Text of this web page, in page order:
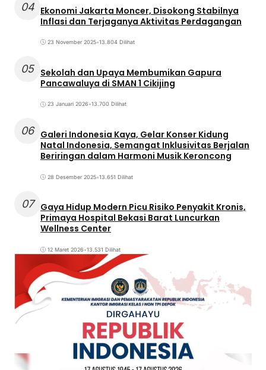
04 Ekonomi Jakarta Moncer, Disokong Stabilnya
Inflasi dan Terjaganya Aktivitas Perdagangan
23 November 2025•13.804 Dilihat
05 Sekolah dan Upaya Membumikan Gapura
Pancawaluya di SMAN 1 Cikijing
23 Januari 2026•13.700 Dilihat
06 Galeri Indonesia Kaya, Gelar Konser Kidung
Natal Indonesia, Semangat Inklusivitas Berjalan
Beriringan dalam Harmoni Musik Keroncong
28 Desember 2025•13.651 Dilihat
07
Gaya Hidup Modern Picu Risiko Penyakit Kronis,
Primaya Hospital Bekasi Barat Luncurkan
Wellness Center
12 Maret 2026•13.531 Dilihat